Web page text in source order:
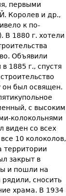
первыми
Королев и др.,
к по­
В 1880 г. хотели
Объявили
1885 г., спустя
он был ос­вящен.
с высоким
колокольнями
виден со всех
10 колоколов,
территории
закрыт в
и пошли на
сносить
храма. В 1934